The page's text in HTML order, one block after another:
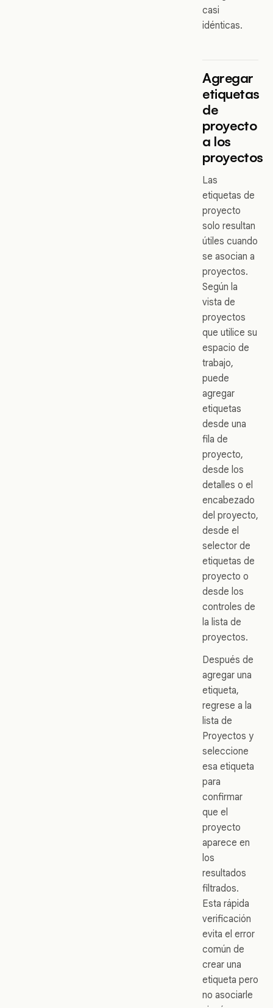
casi
idénticas.
Agregar
etiquetas
de
proyecto
a los
proyectos
Las
etiquetas de
proyecto
solo resultan
útiles cuando
se asocian a
proyectos.
Según la
vista de
proyectos
que utilice su
espacio de
trabajo,
puede
agregar
etiquetas
desde una
fila de
proyecto,
desde los
detalles o el
encabezado
del proyecto,
desde el
selector de
etiquetas de
proyecto o
desde los
controles de
la lista de
proyectos.
Después de
agregar una
etiqueta,
regrese a la
lista de
Proyectos y
seleccione
esa etiqueta
para
confirmar
que el
proyecto
aparece en
los
resultados
filtrados.
Esta rápida
verificación
evita el error
común de
crear una
etiqueta pero
no asociarle